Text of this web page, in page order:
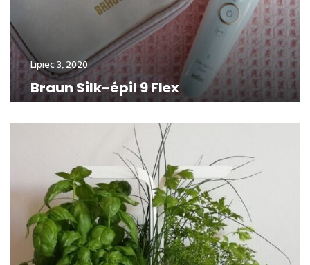
Lipiec 3, 2020
Braun Silk-épil 9 Flex